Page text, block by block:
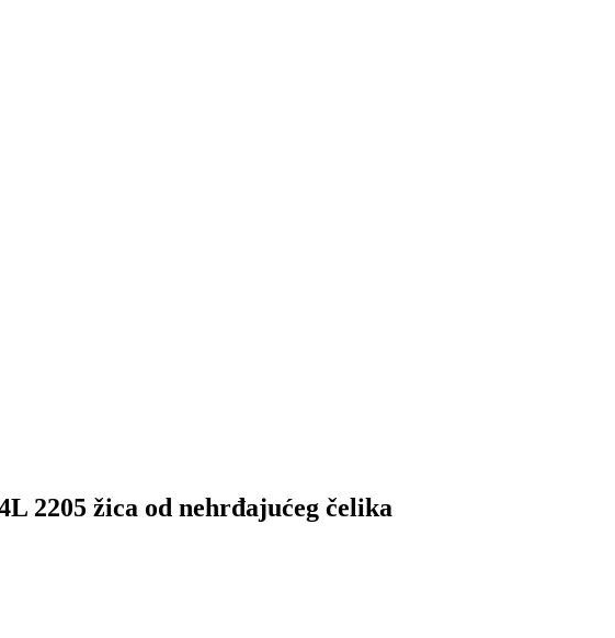
2205 žica od nehrđajućeg čelika